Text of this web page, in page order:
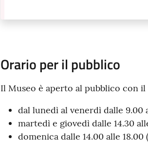
Orario per il pubblico
Il Museo è aperto al pubblico con
dal lunedì al venerdì dalle 9.00
martedì e giovedì dalle 14.30
domenica dalle 14.00 alle